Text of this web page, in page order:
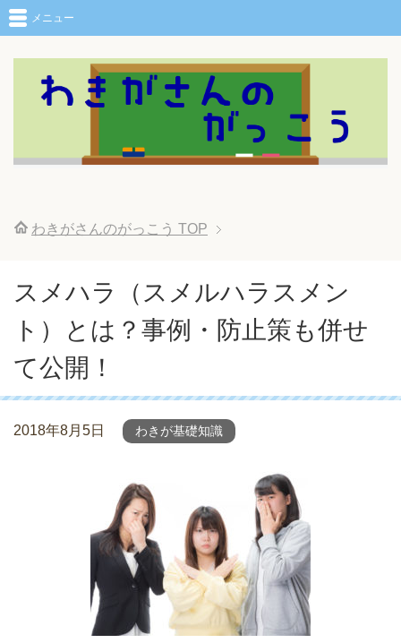
メニュー
わきがさんのがっこう TOP
スメハラ（スメルハラスメン
ト）とは？事例・防止策も併せ
て公開！
2018年8月5日 わきが基礎知識